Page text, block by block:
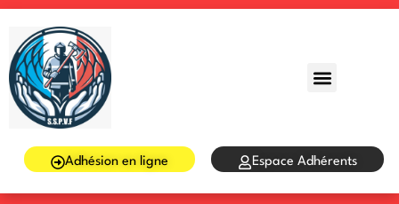
Adhésion en ligne Espace Adhérents
Don’t have an account?